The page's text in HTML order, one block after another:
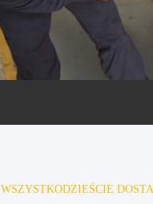
WSZYSTKODZIEŚCIE